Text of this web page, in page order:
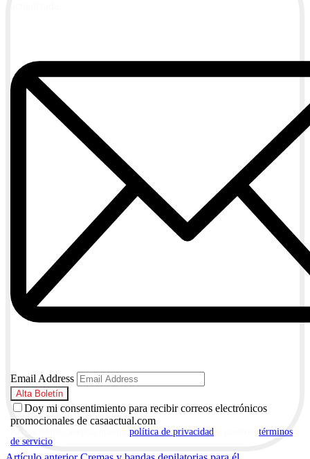
Email Address
Doy mi consentimiento para recibir correos electrónicos
promocionales de casaactual.com
política de privacidad
términos
de servicio